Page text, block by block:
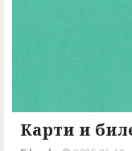
Карти и